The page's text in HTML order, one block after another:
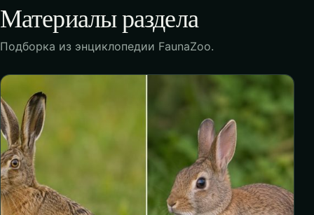
Материалы раздела
Подборка из энциклопедии FaunaZoo.